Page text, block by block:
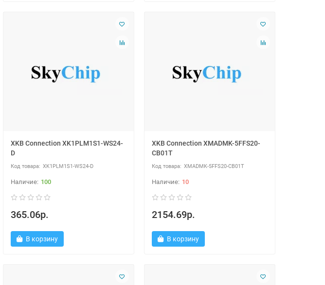
XKB Connection XK1PLM1S1-WS24-
D
XK1PLM1S1-WS24-D
100
365.06р.
В корзину
XKB Connection XMADMK-5FFS20-
CB01T
XMADMK-5FFS20-CB01T
10
2154.69р.
В корзину